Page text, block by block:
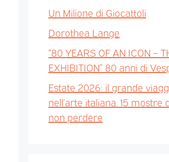
Un Milione di Giocattoli
Dorothea Lange
“80 YEARS OF AN ICON –
EXHIBITION” 80 anni di
Estate 2026: il grande
nell’arte italiana. 15 mostre
non perdere